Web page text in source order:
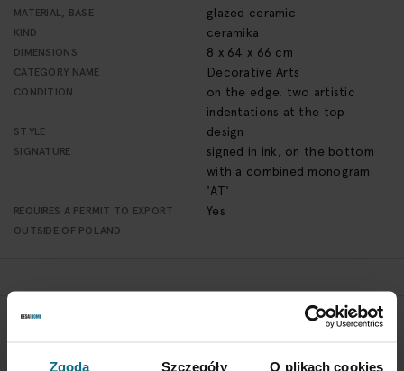
Zgoda Szczegóły O plikach cookies
MATERIAL, BASE glazed ceramic
KIND ceramika
DIMENSIONS 8 x 64 x 66 cm
CATEGORY NAME Decorative Arts
CONDITION
on the edge, two artistic
indentations at the top
STYLE design
SIGNATURE
signed in ink, on the bottom
with a combined monogram:
'AT'
REQUIRES A PERMIT TO EXPORT
OUTSIDE OF POLAND
Yes
RETURN POLICY